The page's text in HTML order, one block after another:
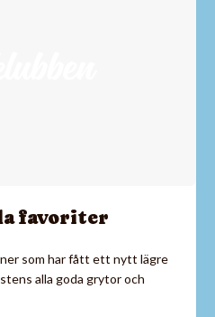
favoriter
som har fått ett nytt lägre
alla goda grytor och